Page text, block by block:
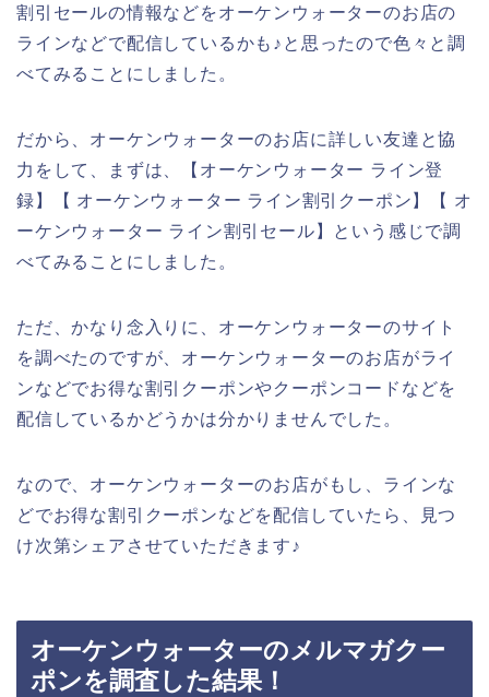
割引セールの情報などをオーケンウォーターのお店の
ラインなどで配信しているかも♪と思ったので色々と調
べてみることにしました。
だから、オーケンウォーターのお店に詳しい友達と協
力をして、まずは、【オーケンウォーター ライン登
録】【 オーケンウォーター ライン割引クーポン】【 オ
ーケンウォーター ライン割引セール】という感じで調
べてみることにしました。
ただ、かなり念入りに、オーケンウォーターのサイト
を調べたのですが、オーケンウォーターのお店がライ
ンなどでお得な割引クーポンやクーポンコードなどを
配信しているかどうかは分かりませんでした。
なので、オーケンウォーターのお店がもし、ラインな
どでお得な割引クーポンなどを配信していたら、見つ
け次第シェアさせていただきます♪
オーケンウォーターのメルマガクー
ポンを調査した結果！